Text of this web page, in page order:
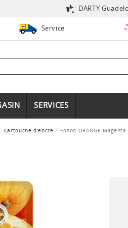
DARTY
Service
SERVICES
Cartouche d'encre Epson ORANGE Magenta